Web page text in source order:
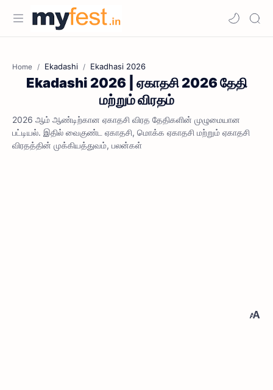
Home Ekadashi Ekadhasi 2026
Ekadashi 2026 | ஏகாதசி 2026 தேதி
மற்றும் விரதம்
2026 ஆம் ஆண்டிற்கான ஏகாதசி விரத தேதிகளின் முழுமையான
பட்டியல். இதில் வைகுண்ட ஏகாதசி, மொக்க ஏகாதசி மற்றும் ஏகாதசி
விரதத்தின் முக்கியத்துவம், பலன்கள்